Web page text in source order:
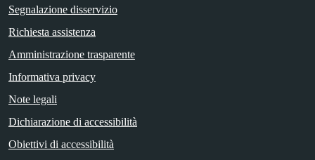
Segnalazione disservizio
Richiesta assistenza
Amministrazione trasparente
Informativa privacy
Note legali
Dichiarazione di accessibilità
Obiettivi di accessibilità